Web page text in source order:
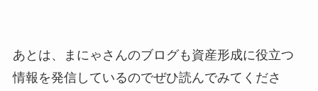
あとは、まにゃさんのブログも資産形成に役立つ
情報を発信しているのでぜひ読んでみてくださ